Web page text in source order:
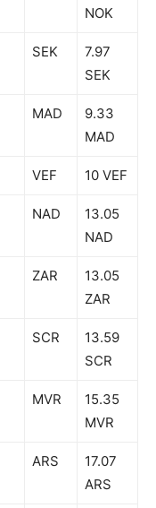
NOK
SEK
7.97
SEK
MAD
9.33
MAD
VEF 10 VEF
NAD
13.05
NAD
ZAR
13.05
ZAR
SCR
13.59
SCR
MVR
15.35
MVR
ARS
17.07
ARS